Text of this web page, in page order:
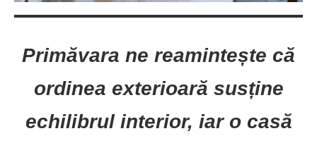
Primăvara ne reamintește că
ordinea exterioară susține
echilibrul interior, iar o casă